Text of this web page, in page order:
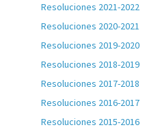
Resoluciones 2021-2022
Resoluciones 2020-2021
Resoluciones 2019-2020
Resoluciones 2018-2019
Resoluciones 2017-2018
Resoluciones 2016-2017
Resoluciones 2015-2016